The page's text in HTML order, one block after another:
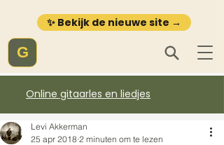
✨ Bekijk de nieuwe site →
G
Online gitaarles en liedjes
Levi Akkerman
25 apr 2018 2 minuten om te lezen